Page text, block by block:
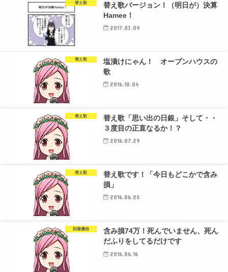
替え歌
替え歌バージョン！（明日が）決算
Hamee！
2017.03.09
替え歌
塩漬けにゃん！ オープンハウスの
歌
2016.10.04
替え歌
替え歌「思い出の日銀」そして・・
３度目の正直なるか！？
2016.07.29
替え歌
替え歌です！「今日もどこかで含み
損」
2016.06.25
到着優待
含み損74万！死んでいません、死ん
だふりをしてるだけです
2016.06.16